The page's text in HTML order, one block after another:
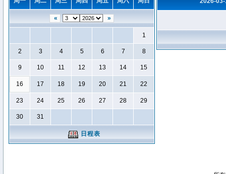
« »
1
2 3 4 5 6 7 8
9 10 11 12 13 14 15
16 17 18 19 20 21 22
23 24 25 26 27 28 29
30 31
日程表